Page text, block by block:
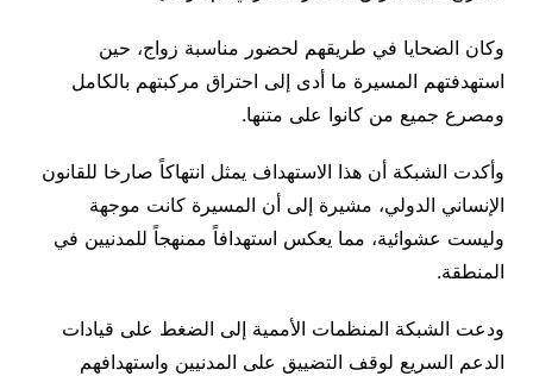
وكان الضحايا في طريقهم لحضور مناسبة زواج، حين
استهدفتهم المسيرة ما أدى إلى احتراق مركبتهم بالكامل
ومصرع جميع من كانوا على متنها.
وأكدت الشبكة أن هذا الاستهداف يمثل انتهاكاً صارخا للقانون
الإنساني الدولي، مشيرة إلى أن المسيرة كانت موجهة
وليست عشوائية، مما يعكس استهدافاً ممنهجاً للمدنيين في
المنطقة.
ودعت الشبكة المنظمات الأممية إلى الضغط على قيادات
الدعم السريع لوقف التضييق على المدنيين واستهدافهم